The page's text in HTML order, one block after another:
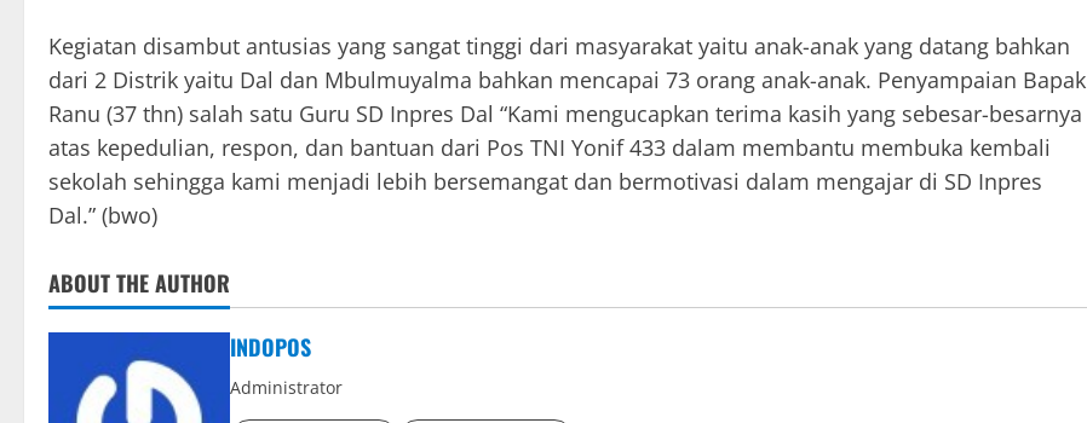
Kegiatan disambut antusias yang sangat tinggi dari masyarakat yaitu anak-anak yang datang bahkan
dari 2 Distrik yaitu Dal dan Mbulmuyalma bahkan mencapai 73 orang anak-anak. Penyampaian Bapak
Ranu (37 thn) salah satu Guru SD Inpres Dal “Kami mengucapkan terima kasih yang sebesar-besarnya
atas kepedulian, respon, dan bantuan dari Pos TNI Yonif 433 dalam membantu membuka kembali
sekolah sehingga kami menjadi lebih bersemangat dan bermotivasi dalam mengajar di SD Inpres
Dal.” (bwo)
ABOUT THE AUTHOR
INDOPOS
Administrator